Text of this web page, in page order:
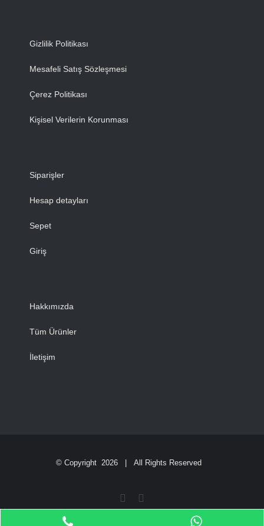
Gizlilik Politikası
Mesafeli Satış Sözleşmesi
Çerez Politikası
Kişisel Verilerin Korunması
Siparişler
Hesap detayları
Sepet
Giriş
Hakkımızda
Tüm Ürünler
İletişim
© Copyright 2026 | All Rights Reserved
Facebook